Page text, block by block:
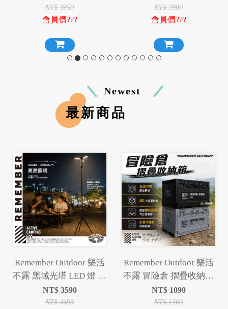
NT$3950
會員價???
露營充氣床墊 環島 登山
旅遊 露營 居家 睡床超彈
NT$3980
會員價???
Newest
最新商品
Remember Outdoor 樂活
不露 黑域光塔 LED 燈 摺
疊燈 伸縮燈 掛燈 露營燈
工作燈 夜衝神器
NT$ 3590
NT$4490
Remember Outdoor 樂活
不露 冒險倉 摺疊收納箱
摺疊箱 收納箱 置物箱
NT$ 1090
NT$1360